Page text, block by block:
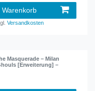
Warenkorb
Versandkosten
Masquerade – Milan
[Erweiterung] –